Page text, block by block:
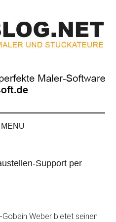
MENU
Support per
Weber bietet seinen